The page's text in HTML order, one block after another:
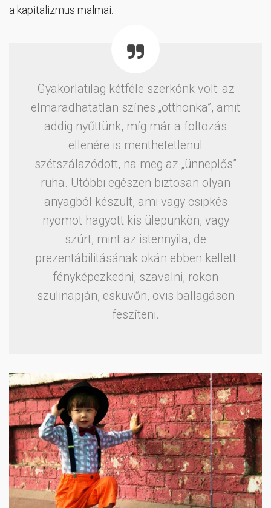
a kapitalizmus malmai.
Gyakorlatilag kétféle szerkónk volt: az
elmaradhatatlan színes „otthonka”, amit
addig nyűttünk, míg már a foltozás
ellenére is menthetetlenül
szétszálazódott, na meg az „ünneplős”
ruha. Utóbbi egészen biztosan olyan
anyagból készült, ami vagy csipkés
nyomot hagyott kis ülepünkön, vagy
szúrt, mint az istennyila, de
prezentábilitásának okán ebben kellett
fényképezkedni, szavalni, rokon
szülinapján, esküvőn, ovis ballagáson
feszíteni.